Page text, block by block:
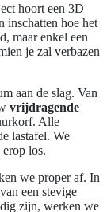
hoort een 3D
inschatten hoe het
maar enkel een
je zal verbazen
aan de slag. Van
vrijdragende
Alle
lastafel. We
los.
we proper af. In
een stevige
zijn, werken we